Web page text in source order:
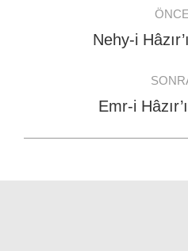
navigation
Nehy-i
Emr-i